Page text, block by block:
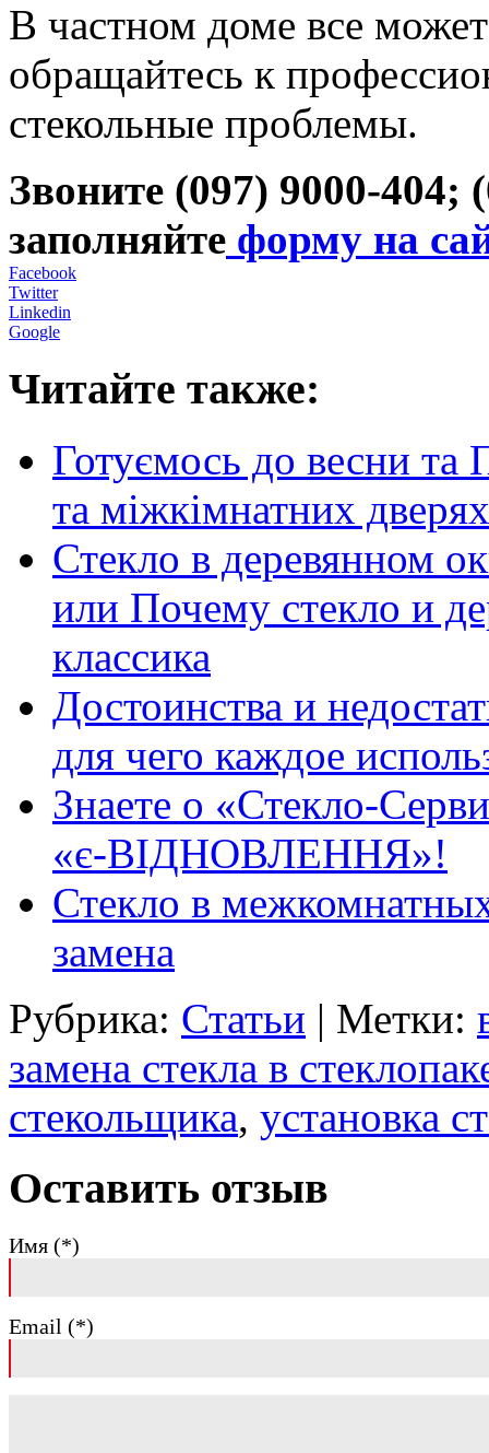
В частном доме все
обращайтесь к
стекольные проблемы.
Звоните (097) 9000-404;
заполняйте форму на
Facebook
Twitter
Linkedin
Google
Читайте также:
Готуємось до весни та
та міжкімнатних
Стекло в деревянном
или Почему стекло и
классика
Достоинства и
для чего каждое
Знаете о «Стекло-
«є-ВІДНОВЛЕННЯ»!
Стекло в
замена
Рубрика: Статьи | Метки:
замена стекла в
стекольщика, установка
Оставить отзыв
Имя (*)
Email (*)